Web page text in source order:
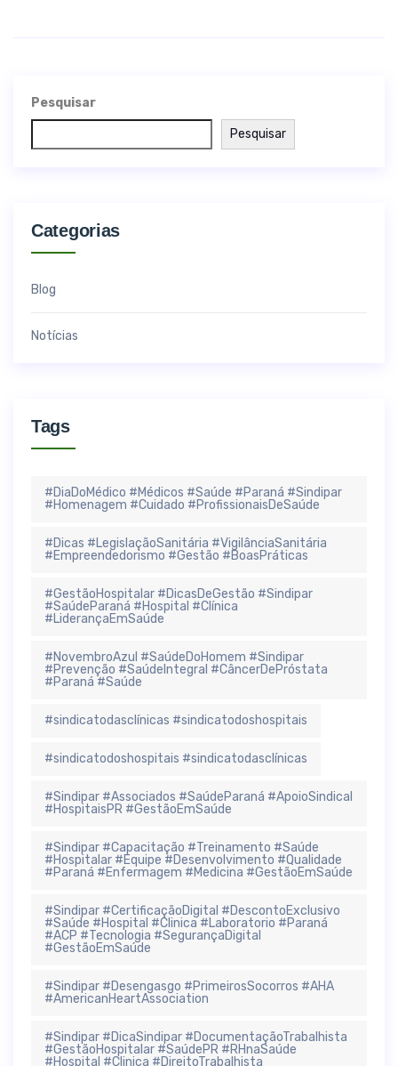
Pesquisar
Pesquisar
Categorias
Blog
Notícias
Tags
#DiaDoMédico #Médicos #Saúde #Paraná #Sindipar
#Homenagem #Cuidado #ProfissionaisDeSaúde
#Dicas #LegislaçãoSanitária #VigilânciaSanitária
#Empreendedorismo #Gestão #BoasPráticas
#GestãoHospitalar #DicasDeGestão #Sindipar
#SaúdeParaná #Hospital #Clínica
#LiderançaEmSaúde
#NovembroAzul #SaúdeDoHomem #Sindipar
#Prevenção #SaúdeIntegral #CâncerDePróstata
#Paraná #Saúde
#sindicatodasclínicas #sindicatodoshospitais
#sindicatodoshospitais #sindicatodasclínicas
#Sindipar #Associados #SaúdeParaná #ApoioSindical
#HospitaisPR #GestãoEmSaúde
#Sindipar #Capacitação #Treinamento #Saúde
#Hospitalar #Equipe #Desenvolvimento #Qualidade
#Paraná #Enfermagem #Medicina #GestãoEmSaúde
#Sindipar #CertificaçãoDigital #DescontoExclusivo
#Saúde #Hospital #Clinica #Laboratorio #Paraná
#ACP #Tecnologia #SegurançaDigital
#GestãoEmSaúde
#Sindipar #Desengasgo #PrimeirosSocorros #AHA
#AmericanHeartAssociation
#Sindipar #DicaSindipar #DocumentaçãoTrabalhista
#GestãoHospitalar #SaúdePR #RHnaSaúde
#Hospital #Clinica #DireitoTrabalhista